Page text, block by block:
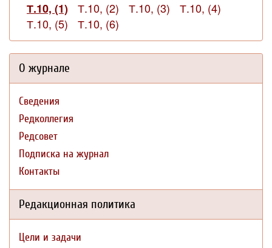
Т.10, (1) Т.10, (2) Т.10, (3)
Т.10, (4)
Т.10, (5)
Т.10, (6)
О журнале
Сведения
Редколлегия
Редсовет
Подписка на журнал
Контакты
Редакционная политика
Цели и задачи